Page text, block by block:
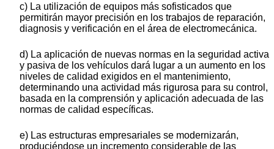
c) La utilización de equipos más sofisticados que
permitirán mayor precisión en los trabajos de reparación,
diagnosis y verificación en el área de electromecánica.
d) La aplicación de nuevas normas en la seguridad activa
y pasiva de los vehículos dará lugar a un aumento en los
niveles de calidad exigidos en el mantenimiento,
determinando una actividad más rigurosa para su control,
basada en la comprensión y aplicación adecuada de las
normas de calidad específicas.
e) Las estructuras empresariales se modernizarán,
produciéndose un incremento considerable de las